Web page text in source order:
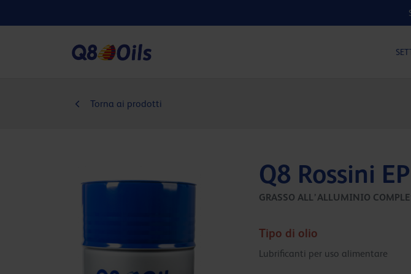
Torna ai prodotti
Q8 Rossini
GRASSO ALL’ALLUMINIO
Tipo di olio
Lubrificanti per uso alimentare